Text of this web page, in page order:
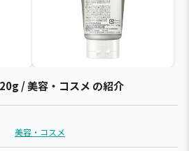
/ 美容・コスメ の紹介
美容・コスメ